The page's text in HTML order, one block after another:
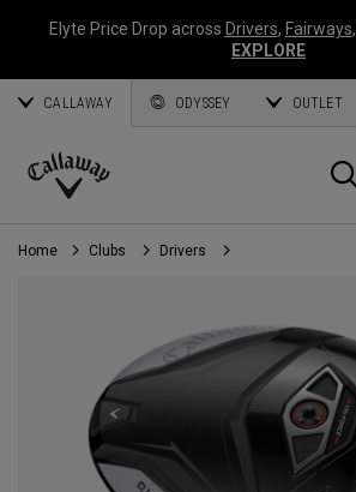
Elyte Price Drop across Drivers, Fairways,
EXPLORE
CALLAWAY ODYSSEY OUTLET
Callaway
Golf
Home Clubs Drivers